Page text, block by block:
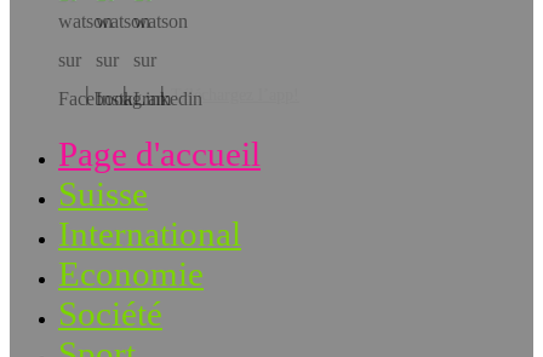
Téléchargez l’app!
Page d'accueil
Suisse
International
Economie
Société